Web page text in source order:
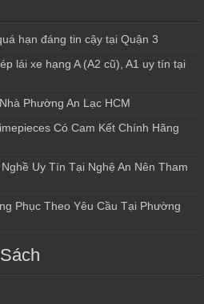
hạn đáng tin cậy tại Quận 3
lái xe hạng A (A2 cũ), A1 uy tín tại
Phường An Lạc HCM
Có Cam Kết Chính Hãng
Uy Tín Tại Nghệ An Nên Tham
Phục Theo Yêu Cầu Tại Phường